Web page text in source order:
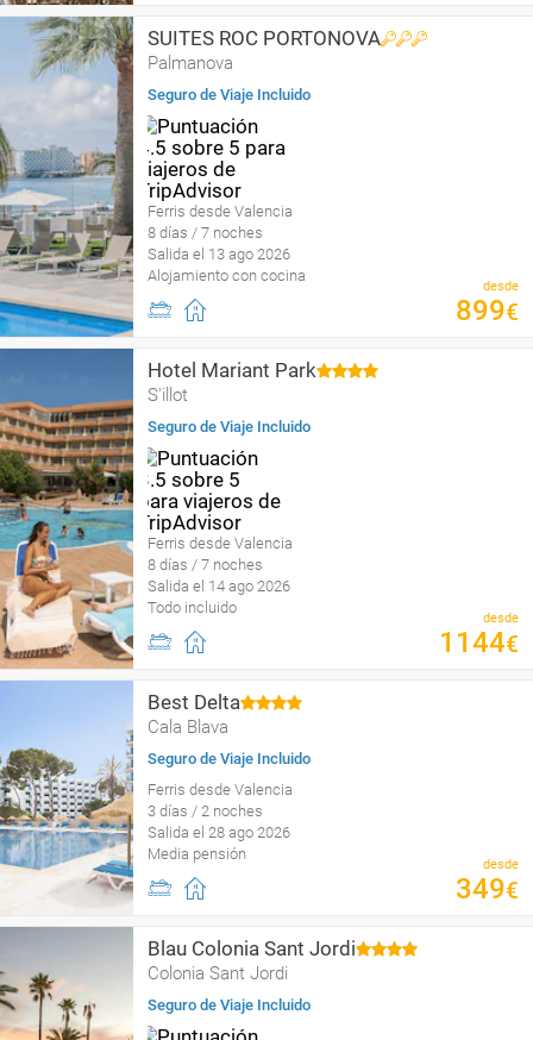
SUITES ROC PORTONOVA
Palmanova
Seguro de Viaje Incluido
Ferris desde Valencia
8 días / 7 noches
Salida el 13 ago 2026
Alojamiento con cocina
desde
899€
Hotel Mariant Park
S'illot
Seguro de Viaje Incluido
Ferris desde Valencia
8 días / 7 noches
Salida el 14 ago 2026
Todo incluido
desde
1144€
Best Delta
Cala Blava
Seguro de Viaje Incluido
Ferris desde Valencia
3 días / 2 noches
Salida el 28 ago 2026
Media pensión
desde
349€
Blau Colonia Sant Jordi
Colonia Sant Jordi
Seguro de Viaje Incluido